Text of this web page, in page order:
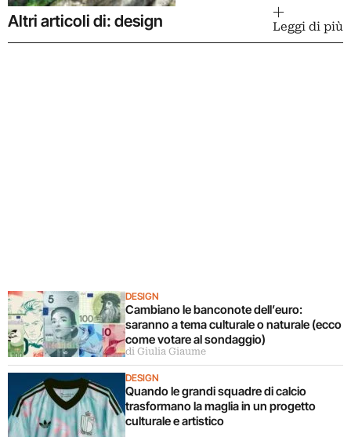
Altri articoli di: design Leggi di più
DESIGN
Cambiano le banconote dell’euro:
saranno a tema culturale o naturale (ecco
come votare al sondaggio)
di Giulia Giaume
DESIGN
Quando le grandi squadre di calcio
trasformano la maglia in un progetto
culturale e artistico